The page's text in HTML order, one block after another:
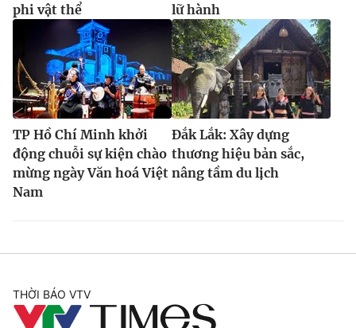
phi vật thể
lữ hành
TP Hồ Chí Minh khởi
động chuỗi sự kiện chào
mừng ngày Văn hoá Việt
Nam
Đắk Lắk: Xây dựng
thương hiệu bản sắc,
nâng tầm du lịch
THỜI BÁO VTV